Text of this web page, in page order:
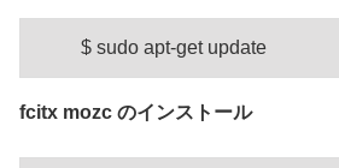
$ sudo apt-get update
fcitx mozc のインストール